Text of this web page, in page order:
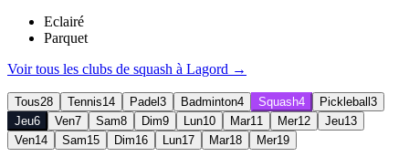
Eclairé
Parquet
Voir tous les clubs de squash à Lagord →
Tous28 Tennis14 Padel 3 Badminton4 Squash4 Pickleball 3
Jeu6 Ven7 Sam8 Dim9 Lun10 Mar11 Mer12 Jeu13
Ven14 Sam15 Dim16 Lun17 Mar18 Mer19